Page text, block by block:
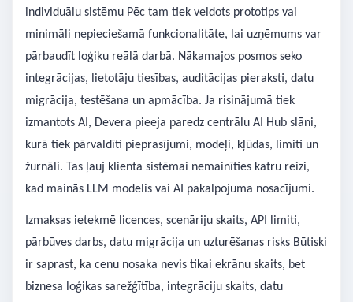
individuālu sistēmu Pēc tam tiek veidots prototips vai
minimāli nepieciešamā funkcionalitāte, lai uzņēmums var
pārbaudīt loģiku reālā darbā. Nākamajos posmos seko
integrācijas, lietotāju tiesības, auditācijas pieraksti, datu
migrācija, testēšana un apmācība. Ja risinājumā tiek
izmantots AI, Devera pieeja paredz centrālu AI Hub slāni,
kurā tiek pārvaldīti pieprasījumi, modeļi, kļūdas, limiti un
žurnāli. Tas ļauj klienta sistēmai nemainīties katru reizi,
kad mainās LLM modelis vai AI pakalpojuma nosacījumi.
Izmaksas ietekmē licences, scenāriju skaits, API limiti,
pārbūves darbs, datu migrācija un uzturēšanas risks Būtiski
ir saprast, ka cenu nosaka nevis tikai ekrānu skaits, bet
biznesa loģikas sarežģītība, integrāciju skaits, datu